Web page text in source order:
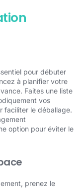
pour débuter
à planifier votre
Faites une liste
vos
faciliter le déballage.
option pour éviter le
prenez le